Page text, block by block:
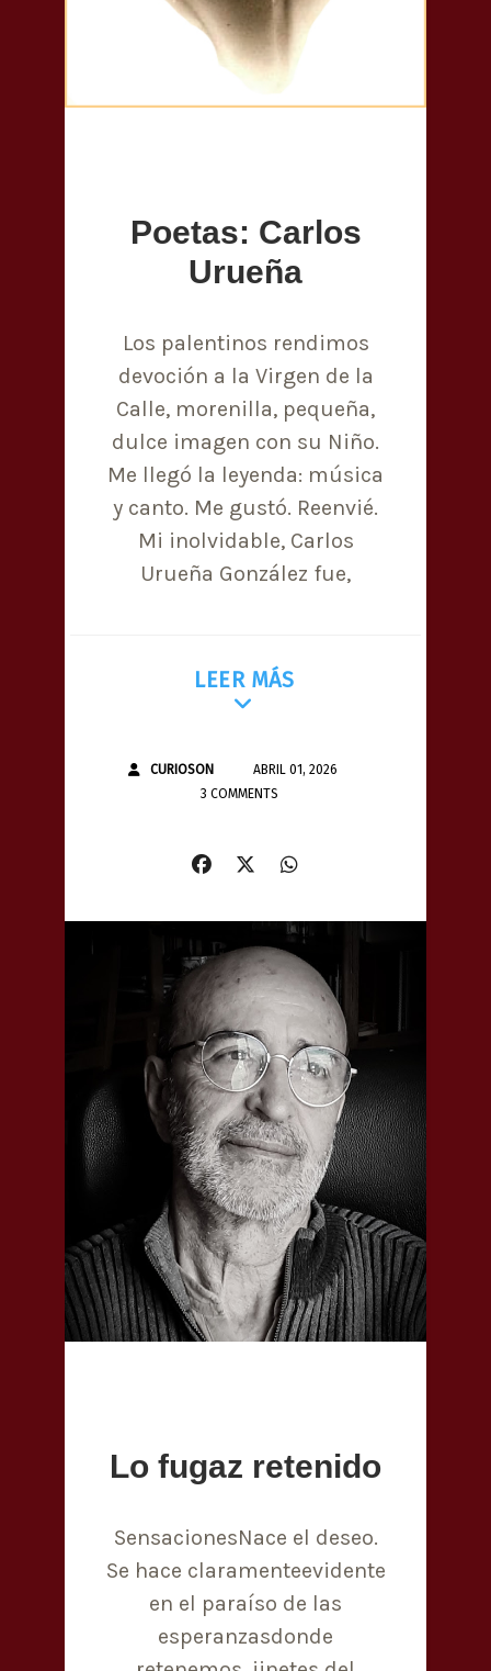
Poetas: Carlos
Urueña
Los palentinos rendimos
devoción a la Virgen de la
Calle, morenilla, pequeña,
dulce imagen con su Niño.
Me llegó la leyenda: música
y canto. Me gustó. Reenvié.
Mi inolvidable, Carlos
Urueña González fue,
LEER MÁS
CURIOSON
ABRIL 01, 2026
3 COMMENTS
Lo fugaz retenido
SensacionesNace el deseo.
Se hace claramenteevidente
en el paraíso de las
esperanzasdonde